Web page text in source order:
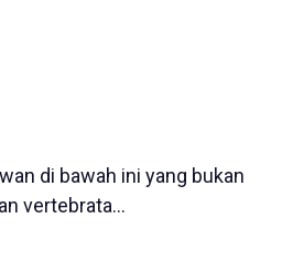
di bawah ini yang bukan
vertebrata…